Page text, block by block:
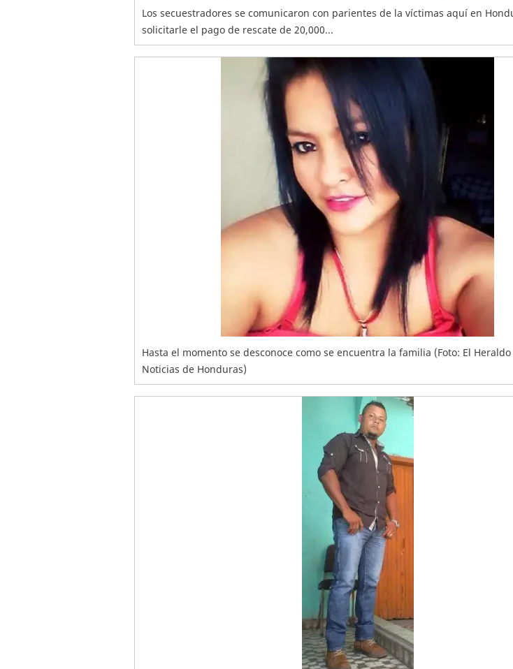
Los secuestradores se comunicaron con parientes de la víctimas aquí en
solicitarle el pago de rescate de 20,000...
Hasta el momento se desconoce como se encuentra la familia (Foto: El
Noticias de Honduras)